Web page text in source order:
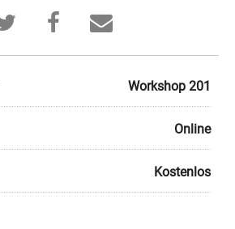
Twittern
Sie,
Sie
Kurs
Erzählen
Sie
Facebook,
diesem
eingeschrieben
sind
Senden
Sie
aus
eine
E-
Sie
sich
diesen
Kurs
Workshop 201
Online
Kostenlos